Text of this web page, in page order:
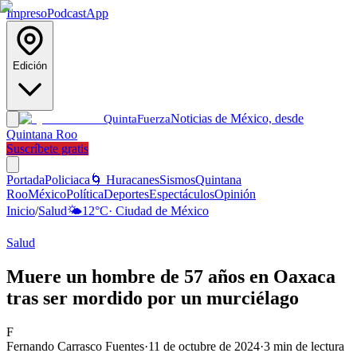
ImpresoPodcastApp
Edición
QuintaFuerzaNoticias de México, desde
Quintana Roo
Suscríbete gratis
PortadaPoliciaca 🌀 HuracanesSismosQuintana
RooMéxicoPolíticaDeportesEspectáculosOpinión
Inicio/Salud🌤️12°C· Ciudad de México
Salud
Muere un hombre de 57 años en Oaxaca
tras ser mordido por un murciélago
F
Fernando Carrasco Fuentes·11 de octubre de 2024·3 min de lectura